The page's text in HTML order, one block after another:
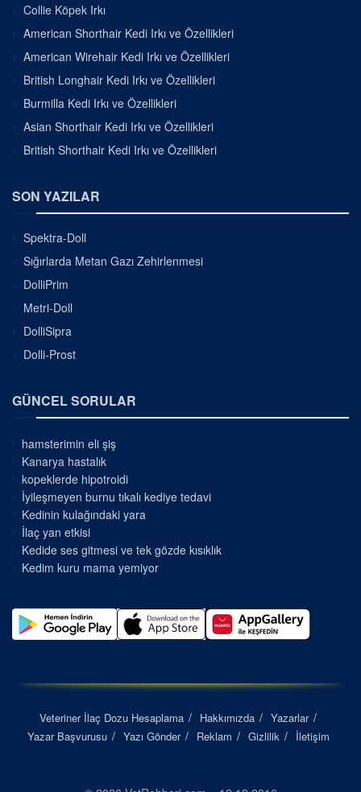
Collie Köpek Irkı
American Shorthair Kedi Irkı ve Özellikleri
American Wirehair Kedi Irkı ve Özellikleri
British Longhair Kedi Irkı ve Özellikleri
Burmilla Kedi Irkı ve Özellikleri
Asian Shorthair Kedi Irkı ve Özellikleri
British Shorthair Kedi Irkı ve Özellikleri
SON YAZILAR
Spektra-Doll
Sığırlarda Metan Gazı Zehirlenmesi
DolliPrim
Metri-Doll
DolliSipra
Dolli-Prost
GÜNCEL SORULAR
hamsterimin eli şiş
Kanarya hastalık
kopeklerde hipotroidi
İyileşmeyen burnu tıkalı kediye tedavi
Kedinin kulağındaki yara
İlaç yan etkisi
Kedide ses gitmesi ve tek gözde kısıklık
Kedim kuru mama yemiyor
Veteriner İlaç Dozu Hesaplama Hakkımızda
Yazarlar
Yazar Başvurusu
Yazı Gönder Reklam Gizlilik İletişim